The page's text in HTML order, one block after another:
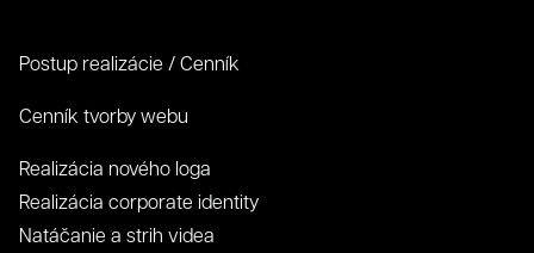
Postup realizácie / Cenník
Cenník tvorby webu
Realizácia nového loga
Realizácia corporate identity
Natáčanie a strih videa